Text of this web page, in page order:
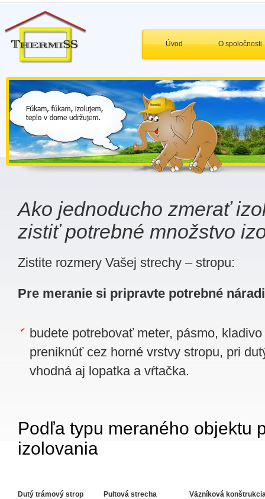
Úvod O spoločnosti
Ako jednoducho zmerať
zistiť potrebné množstvo
Zistite rozmery Vašej strechy – stropu:
Pre meranie si pripravte potrebné
budete potrebovať meter, pásmo,
preniknúť cez horné vrstvy stropu, pri
vhodná aj lopatka a vŕtačka.
Podľa typu meraného objektu
izolovania
Dutý trámový strop Pultová strecha Väzníková